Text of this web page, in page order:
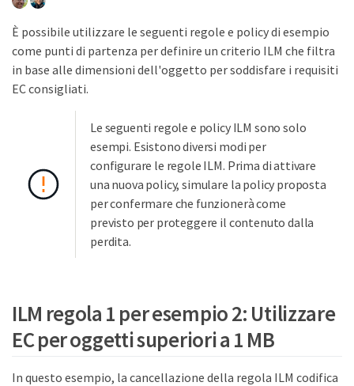
È possibile utilizzare le seguenti regole e policy di esempio
come punti di partenza per definire un criterio ILM che filtra
in base alle dimensioni dell'oggetto per soddisfare i requisiti
EC consigliati.
Le seguenti regole e policy ILM sono solo
esempi. Esistono diversi modi per
configurare le regole ILM. Prima di attivare
una nuova policy, simulare la policy proposta
per confermare che funzionerà come
previsto per proteggere il contenuto dalla
perdita.
ILM regola 1 per esempio 2: Utilizzare
EC per oggetti superiori a 1 MB
In questo esempio, la cancellazione della regola ILM codifica